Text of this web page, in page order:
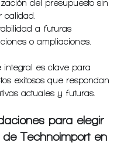
del presupuesto sin
calidad.
a futuras
o ampliaciones.
integral es clave para
exitosos que respondan
actuales y futuras.
para elegir
Technoimport en